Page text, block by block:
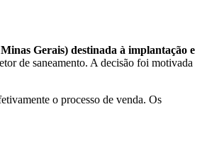
Gerais) destinada à implantação e
de saneamento. A decisão foi motivada
o processo de venda. Os